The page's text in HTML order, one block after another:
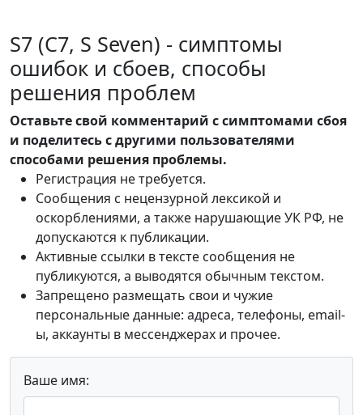
S7 (С7, S Seven) - симптомы
ошибок и сбоев, способы
решения проблем
Оставьте свой комментарий с симптомами сбоя
и поделитесь с другими пользователями
способами решения проблемы.
Регистрация не требуется.
Сообщения с нецензурной лексикой и
оскорблениями, а также нарушающие УК РФ, не
допускаются к публикации.
Активные ссылки в тексте сообщения не
публикуются, а выводятся обычным текстом.
Запрещено размещать свои и чужие
персональные данные: адреса, телефоны, email-
ы, аккаунты в мессенджерах и прочее.
Ваше имя: